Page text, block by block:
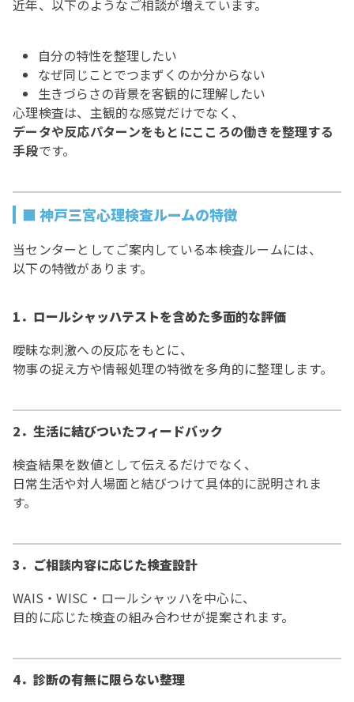
近年、以下のようなご相談が増えています。
自分の特性を整理したい
なぜ同じことでつまずくのか分からない
生きづらさの背景を客観的に理解したい
心理検査は、主観的な感覚だけでなく、
データや反応パターンをもとにこころの働きを整理する
手段です。
■ 神戸三宮心理検査ルームの特徴
当センターとしてご案内している本検査ルームには、
以下の特徴があります。
1．ロールシャッハテストを含めた多面的な評価
曖昧な刺激への反応をもとに、
物事の捉え方や情報処理の特徴を多角的に整理します。
2．生活に結びついたフィードバック
検査結果を数値として伝えるだけでなく、
日常生活や対人場面と結びつけて具体的に説明されま
す。
3．ご相談内容に応じた検査設計
WAIS・WISC・ロールシャッハを中心に、
目的に応じた検査の組み合わせが提案されます。
4．診断の有無に限らない整理